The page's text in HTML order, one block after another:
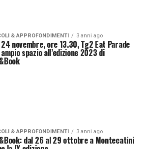
& APPROFONDIMENTI 3 anni ago
novembre, ore 13.30, Tg2 Eat Parade
spazio all’edizione 2023 di
& APPROFONDIMENTI 3 anni ago
dal 26 al 29 ottobre a Montecatini